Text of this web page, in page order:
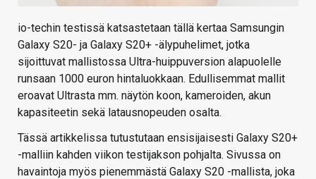
io-techin testissä katsastetaan tällä kertaa Samsungin
Galaxy S20- ja Galaxy S20+ -älypuhelimet, jotka
sijoittuvat mallistossa Ultra-huippuversion alapuolelle
runsaan 1000 euron hintaluokkaan. Edullisemmat mallit
eroavat Ultrasta mm. näytön koon, kameroiden, akun
kapasiteetin sekä latausnopeuden osalta.
Tässä artikkelissa tutustutaan ensisijaisesti Galaxy S20+
-malliin kahden viikon testijakson pohjalta. Sivussa on
havaintoja myös pienemmästä Galaxy S20 -mallista, joka